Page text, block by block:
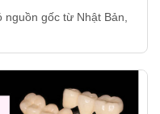
gốc từ Nhật Bản,